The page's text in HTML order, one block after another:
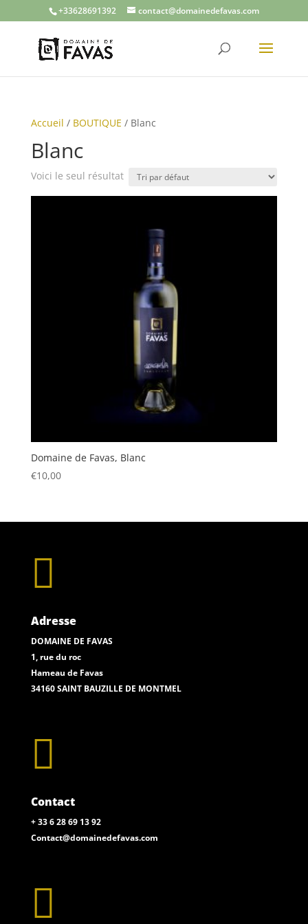
+33628691392 contact@domainedefavas.com
Accueil / BOUTIQUE / Blanc
Blanc
Voici le seul résultat
Domaine de Favas, Blanc
€10,00

Adresse
DOMAINE DE FAVAS
1, rue du roc
Hameau de Favas
34160 SAINT BAUZILLE DE MONTMEL

Contact
+ 33 6 28 69 13 92
Contact@domainedefavas.com
